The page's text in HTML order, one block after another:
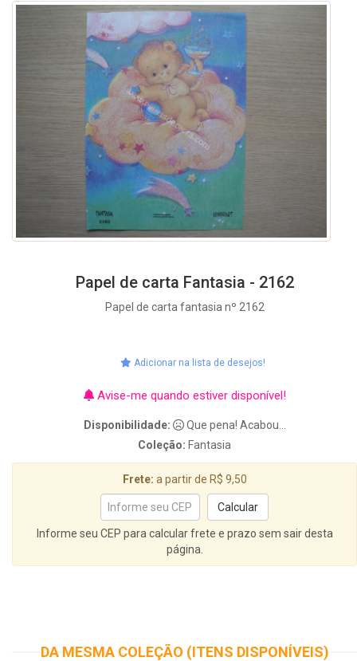
Papel de carta Fantasia - 2162
Papel de carta fantasia nº 2162
Adicionar na lista de desejos!
Avise-me quando estiver disponível!
Disponibilidade:
Que pena! Acabou...
Coleção: Fantasia
Frete: a partir de R$ 9,50
Informe seu CEP para calcular frete e prazo sem sair desta
página.
DA MESMA COLEÇÃO (ITENS DISPONÍVEIS)